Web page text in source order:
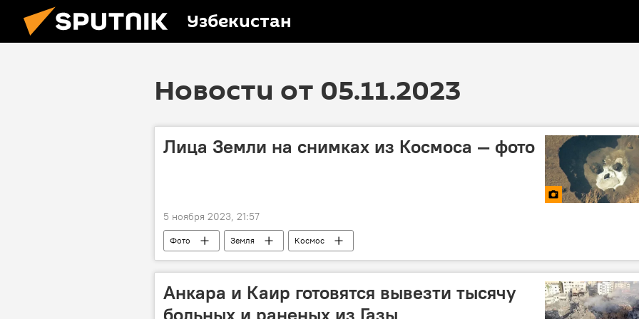
Узбекистан
Новости от 05.11.2023
Лица Земли на снимках из Космоса — фото
5 ноября 2023, 21:57
Фото Земля Космос
Анкара и Каир готовятся вывезти тысячу